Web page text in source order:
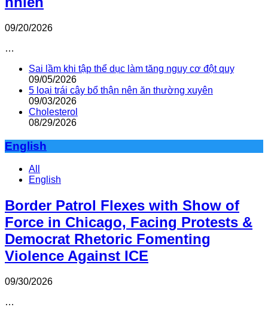
09/20/2026
…
Sai lầm khi tập thể dục làm tăng nguy cơ đột quỵ
09/05/2026
5 loại trái cây bổ thận nên ăn thường xuyên
09/03/2026
Cholesterol
08/29/2026
English
All
English
Border Patrol Flexes with Show of
Force in Chicago, Facing Protests &
Democrat Rhetoric Fomenting
Violence Against ICE
09/30/2026
…